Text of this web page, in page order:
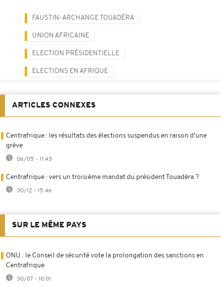
FAUSTIN-ARCHANGE TOUADÉRA
UNION AFRICAINE
ELECTION PRÉSIDENTIELLE
ELECTIONS EN AFRIQUE
ARTICLES CONNEXES
Centrafrique : les résultats des élections suspendus en raison d'une
grève
06/05 - 11:43
Centrafrique : vers un troisième mandat du président Touadéra ?
30/12 - 15:46
SUR LE MÊME PAYS
ONU : le Conseil de sécurité vote la prolongation des sanctions en
Centrafrique
30/07 - 10:01